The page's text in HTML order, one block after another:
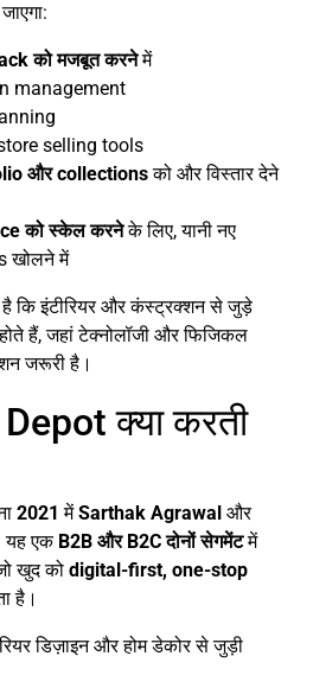
को मजबूत करनेमें
management
selling tools
और collectionsको और विस्तार देने
को स्केल करनेके लिए, यानी नए
खोलने में
कि इंटीरियर और कंस्ट्रक्शन से जुड़े
हैं, जहां टेक्नोलॉजी और फिजिकल
जरूरी है।
क्या करती
2021 मेंSarthak Agrawal और
यह एक B2B और B2C दोनों सेगमेंटमें
खुद को digital-first, one-stop
है।
डिज़ाइन और होम डेकोर से जुड़ी